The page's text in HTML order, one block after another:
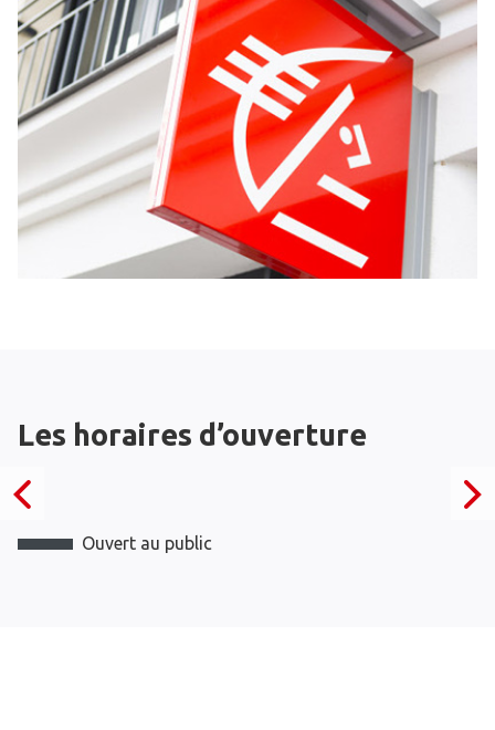
Les horaires d’ouverture
Ouvert au public